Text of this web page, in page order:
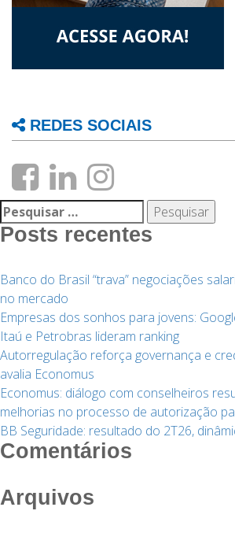
REDES SOCIAIS
Pesquisar
por:
Posts recentes
Banco do Brasil “trava” negociações
no mercado
Empresas dos sonhos para jovens:
Itaú e Petrobras lideram ranking
Autorregulação reforça governança e
avalia Economus
Economus: diálogo com conselheiros
melhorias no processo de autorização
BB Seguridade: resultado do 2T26,
Comentários
Arquivos